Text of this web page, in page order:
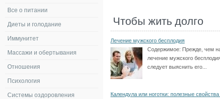
Чтобы жить долго
Лечение мужского бесплодия
Содержимое: Прежде, чем
лечение мужского
следует выяснить его...
Календула или ноготки: полезные свойства
Все о питании
Диеты и голодание
Иммунитет
Массажи и обертывания
Отношения
Психология
Системы оздоровления